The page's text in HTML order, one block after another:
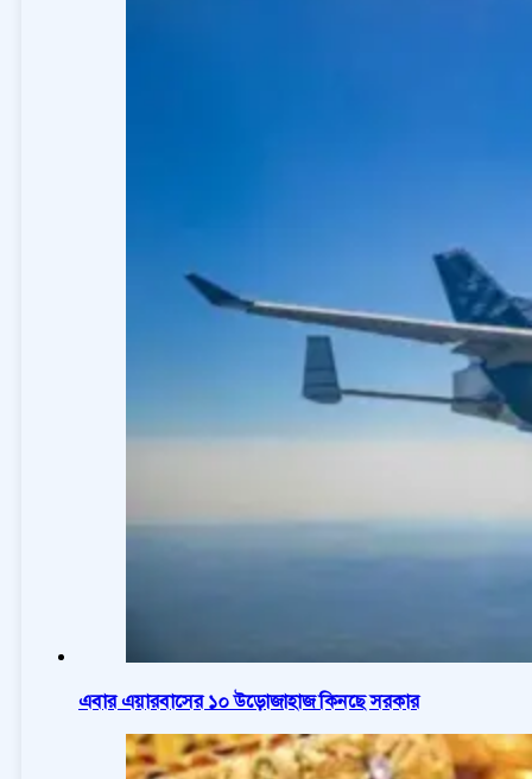
এবার এয়ারবাসের ১০ উড়োজাহাজ কিনছে সরকার